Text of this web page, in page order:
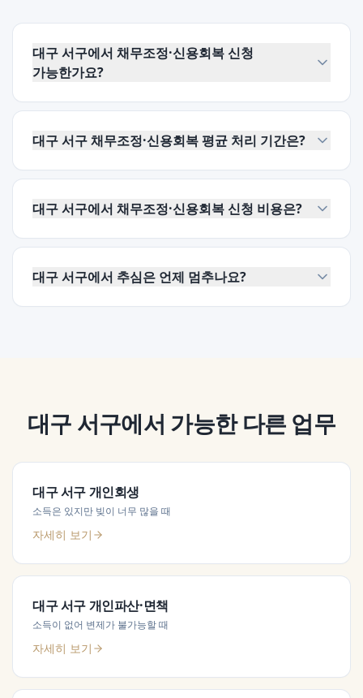
대구 서구에서 채무조정·신용회복 신청
가능한가요?
대구 서구 채무조정·신용회복 평균 처리 기간은?
대구 서구에서 채무조정·신용회복 신청 비용은?
대구 서구에서 추심은 언제 멈추나요?
대구 서구에서 가능한 다른 업무
대구 서구개인회생
소득은 있지만 빚이 너무 많을 때
자세히 보기
대구 서구개인파산·면책
소득이 없어 변제가 불가능할 때
자세히 보기